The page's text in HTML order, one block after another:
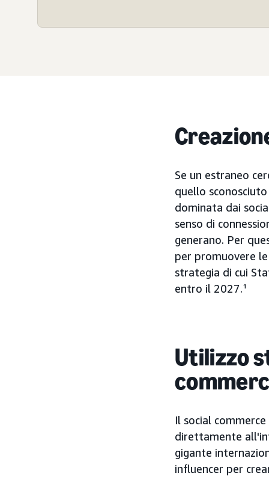
Se un estraneo
quello
dominata dai
senso di
generano. Per
per promuovere
strategia di cui
entro il 2027.¹
Utilizzo
Il social
direttamente
gigante
influencer per